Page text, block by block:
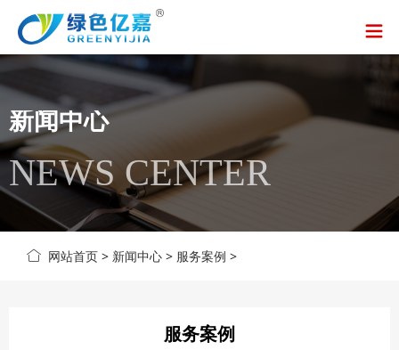
新闻中心
NEWS CENTER
网站首页 > 新闻中心 > 服务案例 >
服务案例